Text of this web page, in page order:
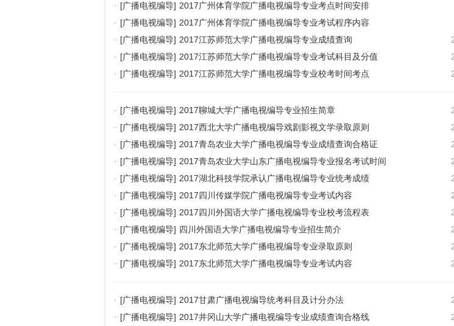
· [广播电视编导] 2017广州体育学院广播电视编导专业考点时间安排
· [广播电视编导] 2017广州体育学院广播电视编导专业考试程序内容
· [广播电视编导] 2017江苏师范大学广播电视编导专业成绩查询
· [广播电视编导] 2017江苏师范大学广播电视编导专业考试科目及分值
· [广播电视编导] 2017江苏师范大学广播电视编导专业校考时间考点
· [广播电视编导] 2017聊城大学广播电视编导专业招生简章
· [广播电视编导] 2017西北大学广播电视编导戏剧影视文学录取原则
· [广播电视编导] 2017青岛农业大学广播电视编导专业成绩查询合格证
· [广播电视编导] 2017青岛农业大学山东广播电视编导专业报名考试时间
· [广播电视编导] 2017湖北科技学院承认广播电视编导专业统考成绩
· [广播电视编导] 2017四川传媒学院广播电视编导专业考试内容
· [广播电视编导] 2017四川外国语大学广播电视编导专业校考流程表
· [广播电视编导] 四川外国语大学广播电视编导专业招生简介
· [广播电视编导] 2017东北师范大学广播电视编导专业录取原则
· [广播电视编导] 2017东北师范大学广播电视编导专业考试内容
· [广播电视编导] 2017甘肃广播电视编导统考科目及计分办法
· [广播电视编导] 2017井冈山大学广播电视编导专业成绩查询合格线